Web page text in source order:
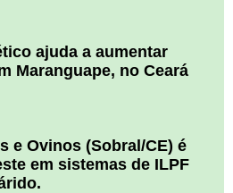
ajuda a aumentar
Maranguape, no Ceará
e Ovinos (Sobral/CE) é
em sistemas de ILPF